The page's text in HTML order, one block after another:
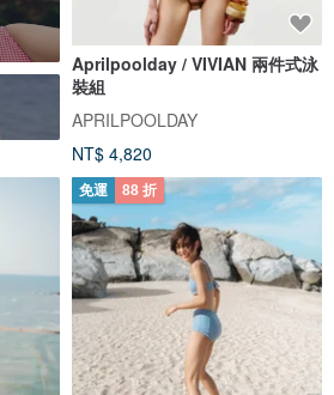
Aprilpoolday / VIVIAN 兩件式泳
裝組
APRILPOOLDAY
NT$ 4,820
免運 88 折